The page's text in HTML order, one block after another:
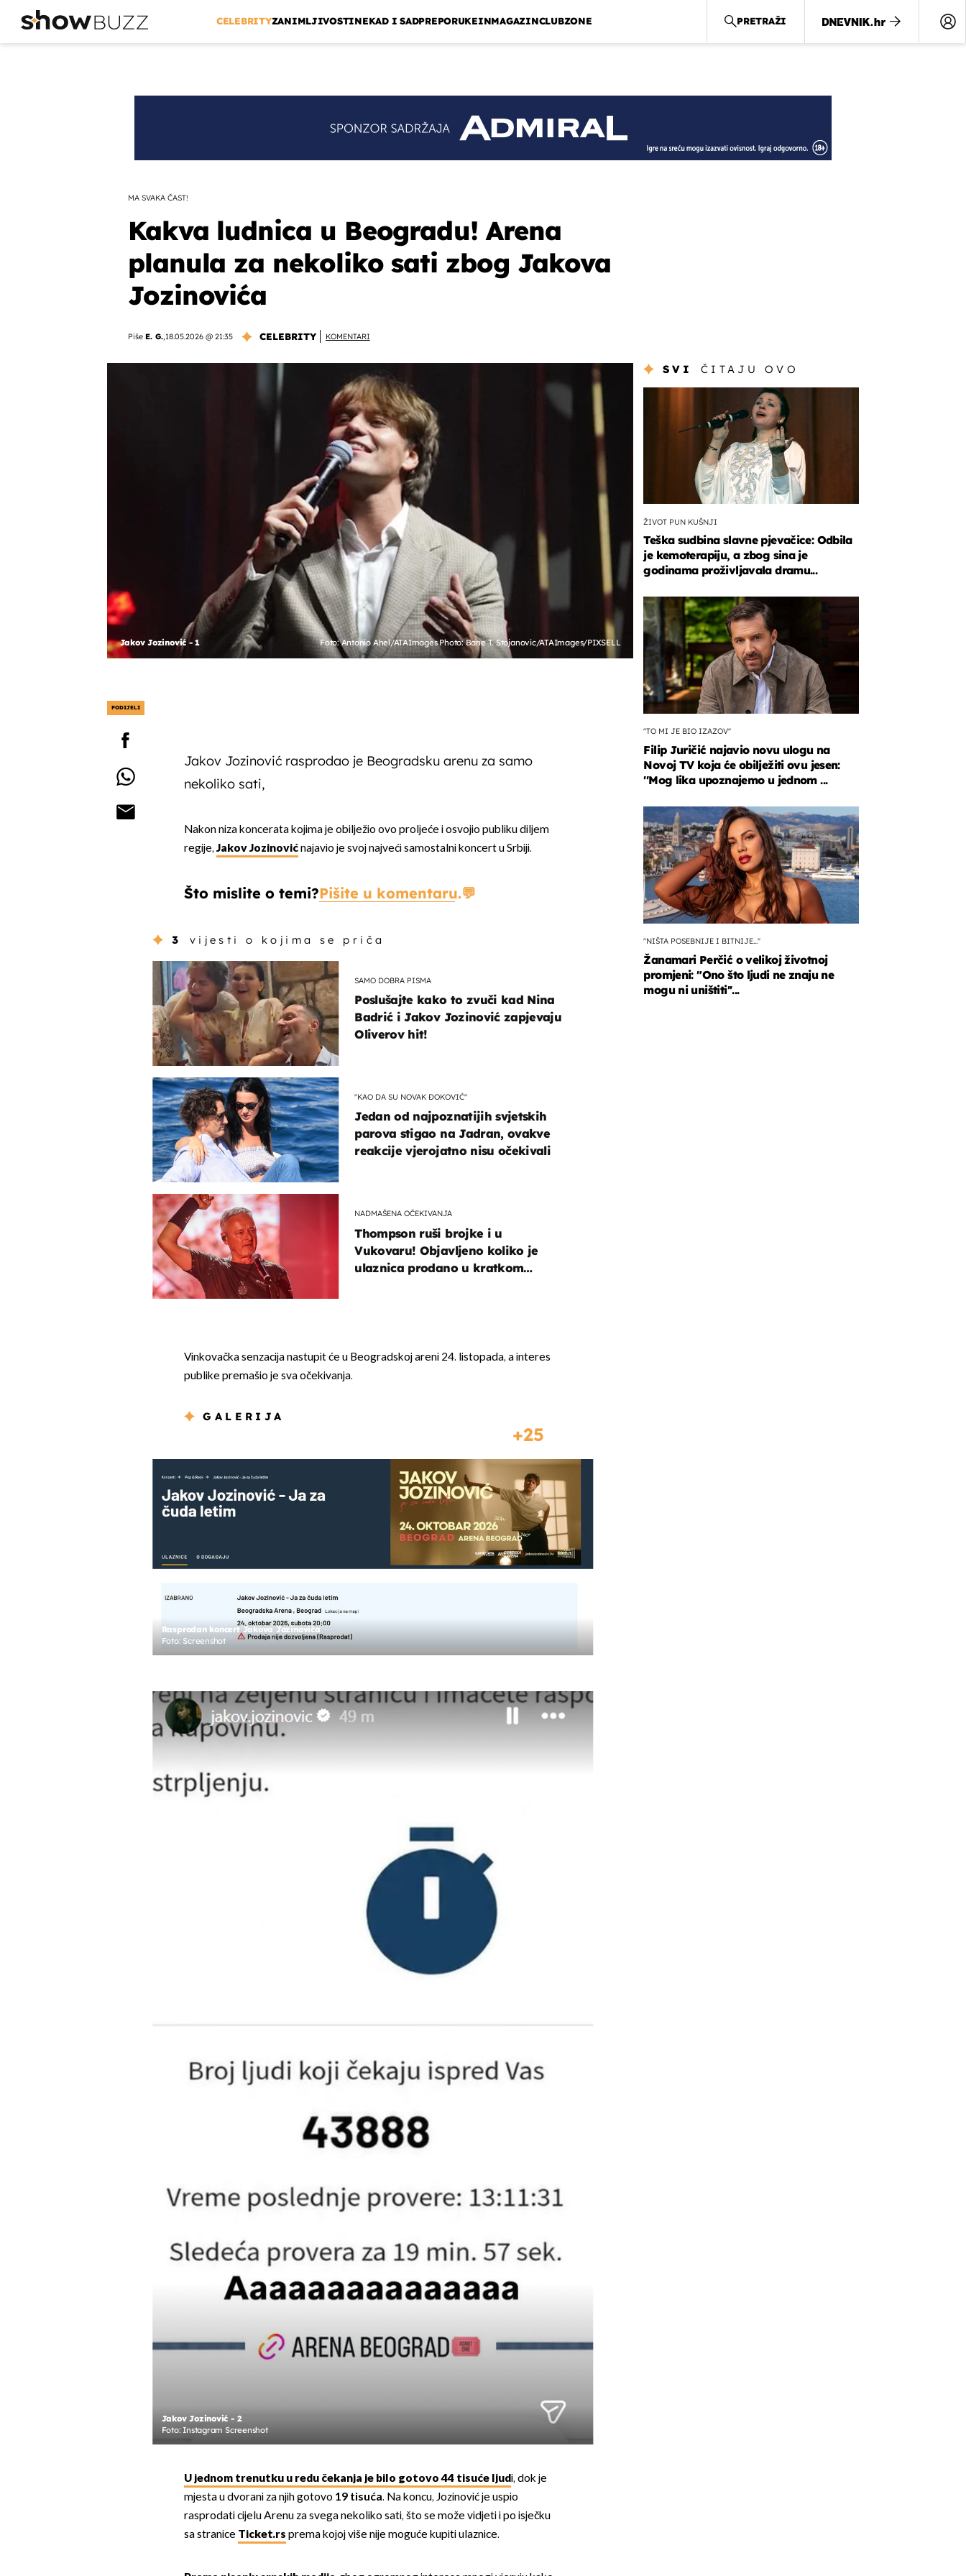
CELEBRITYZANIMLJIVOSTINEKAD I SADPREPORUKEINMAGAZINCLUBZONE PRETRAŽI
MA SVAKA ČAST!
Kakva ludnica u Beogradu! Arena
planula za nekoliko sati zbog Jakova
Jozinovića
Piše E. G.,18.05.2026 @ 21:35 CELEBRITY KOMENTARI
Jakov Jozinović - 1 Foto: Antonio Ahel/ATAImages Photo: Bane T. Stojanovic/ATAImages/PIXSELL
PODIJELI
Jakov Jozinović rasprodao je Beogradsku arenu za samo
nekoliko sati,
Nakon niza koncerata kojima je obilježio ovo proljeće i osvojio publiku diljem
regije, Jakov Jozinovićnajavio je svoj najveći samostalni koncert u Srbiji.
Što mislite o temi?Pišite u komentaru.
3 vijesti o kojima se priča
SAMO DOBRA PISMA
Poslušajte kako to zvuči kad Nina
Badrić i Jakov Jozinović zapjevaju
Oliverov hit!
"KAO DA SU NOVAK ĐOKOVIĆ"
Jedan od najpoznatijih svjetskih
parova stigao na Jadran, ovakve
reakcije vjerojatno nisu očekivali
NADMAŠENA OČEKIVANJA
Thompson ruši brojke i u
Vukovaru! Objavljeno koliko je
ulaznica prodano u kratkom
Vinkovačka senzacija nastupit će u Beogradskoj areni 24. listopada, a interes
publike premašio je sva očekivanja.
GALERIJA
25
Rasprodan koncert Jakova Jozinovića
Foto: Screenshot
Jakov Jozinović - 2
Foto: Instagram Screenshot
U jednom trenutku u redu čekanja je bilo gotovo 44 tisuće ljudi, dok je
mjesta u dvorani za njih gotovo 19 tisuća. Na koncu, Jozinović je uspio
rasprodati cijelu Arenu za svega nekoliko sati, što se može vidjeti i po isječku
sa stranice Ticket.rs prema kojoj više nije moguće kupiti ulaznice.
SVI ČITAJU OVO
ŽIVOT PUN KUŠNJI
Teška sudbina slavne pjevačice: Odbila
je kemoterapiju, a zbog sina je
godinama proživljavala dramu...
''TO MI JE BIO IZAZOV''
Filip Juričić najavio novu ulogu na
Novoj TV koja će obilježiti ovu jesen:
''Mog lika upoznajemo u jednom ...
''NIŠTA POSEBNIJE I BITNIJE...''
Žanamari Perčić o velikoj životnoj
promjeni: "Ono što ljudi ne znaju ne
mogu ni uništiti''...